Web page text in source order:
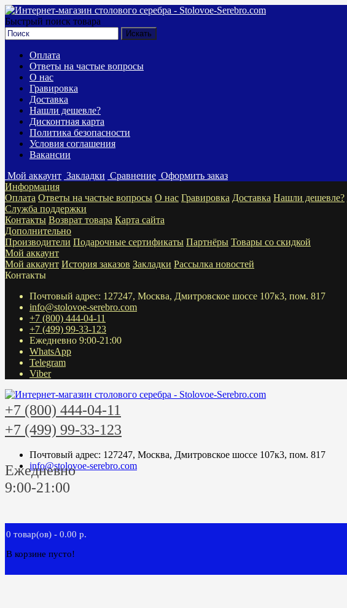
Быстрый поиск товара
Оплата
Ответы на частые вопросы
О нас
Гравировка
Доставка
Нашли дешевле?
Дисконтная карта
Политика безопасности
Условия соглашения
Вакансии
Мой аккаунт Закладки Сравнение Оформить заказ
Информация
Оплата Ответы на частые вопросы О нас Гравировка Доставка Нашли дешевле?
Служба поддержки
Контакты Возврат товара Карта сайта
Дополнительно
Производители Подарочные сертификаты Партнёры Товары со скидкой
Мой аккаунт
Мой аккаунт История заказов Закладки Рассылка новостей
Контакты
Почтовый адрес: 127247, Москва, Дмитровское шоссе 107к3, пом. 817
info@stolovoe-serebro.com
+7 (800) 444-04-11
+7 (499) 99-33-123
Ежедневно 9:00-21:00
WhatsApp
Telegram
Viber
+7 (800) 444-04-11
+7 (499) 99-33-123
Почтовый адрес: 127247, Москва, Дмитровское шоссе 107к3, пом. 817
info@stolovoe-serebro.com
Ежедневно
9:00-21:00
0 товар(ов) - 0.00 р.
В корзине пусто!